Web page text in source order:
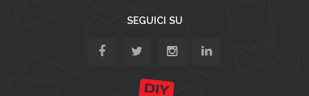
SEGUICI SU